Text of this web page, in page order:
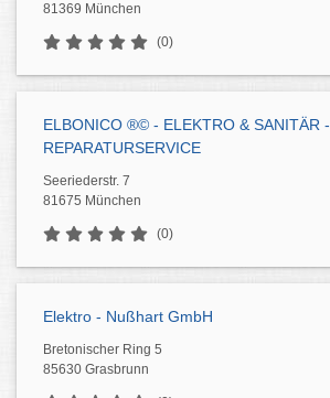
81369 München
(0)
ELBONICO ®© - ELEKTRO & SANITÄR -
REPARATURSERVICE
Seeriederstr. 7
81675 München
(0)
Elektro - Nußhart GmbH
Bretonischer Ring 5
85630 Grasbrunn